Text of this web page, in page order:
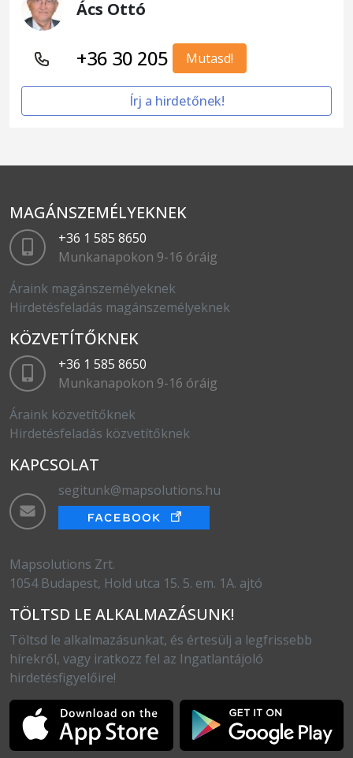
Ács Ottó
+36 30 205 Mutasd!
Írj a hirdetőnek!
MAGÁNSZEMÉLYEKNEK
+36 1 585 8650
Munkanapokon 9-16 óráig
Áraink magánszemélyeknek
Hirdetésfeladás magánszemélyeknek
KÖZVETÍTŐKNEK
+36 1 585 8650
Munkanapokon 9-16 óráig
Áraink közvetítőknek
Hirdetésfeladás közvetítőknek
KAPCSOLAT
segitunk@mapsolutions.hu
Mapsolutions Zrt.
1054 Budapest, Hold utca 15. 5. em. 1A. ajtó
TÖLTSD LE ALKALMAZÁSUNK!
Töltsd le alkalmazásunkat, és értesülj a legfrissebb
hírekről, vagy iratkozz fel az Ingatlantájoló
hirdetésfigyelőire!